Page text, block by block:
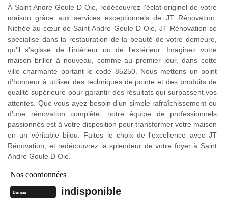
À Saint Andre Goule D Oie, redécouvrez l'éclat originel de votre
maison grâce aux services exceptionnels de JT Rénovation.
Nichée au cœur de Saint Andre Goule D Oie, JT Rénovation se
spécialise dans la restauration de la beauté de votre demeure,
qu'il s'agisse de l'intérieur ou de l'extérieur. Imaginez votre
maison briller à nouveau, comme au premier jour, dans cette
ville charmante portant le code 85250. Nous mettons un point
d'honneur à utiliser des techniques de pointe et des produits de
qualité supérieure pour garantir des résultats qui surpassent vos
attentes. Que vous ayez besoin d’un simple rafraîchissement ou
d’une rénovation complète, notre équipe de professionnels
passionnés est à votre disposition pour transformer votre maison
en un véritable bijou. Faites le choix de l'excellence avec JT
Rénovation, et redécouvrez la splendeur de votre foyer à Saint
Andre Goule D Oie.
Nos coordonnées
Bureau indisponible